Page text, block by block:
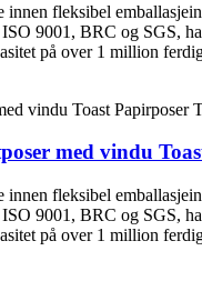
fleksibel
9001, BRC og SGS,
på over 1 million
med vindu
fleksibel
9001, BRC og SGS,
på over 1 million